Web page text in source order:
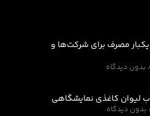
یکبار مصرف برای شرکت‌ها و
بدون دیدگاه
لیوان کاغذی نمایشگاهی
بدون دیدگاه